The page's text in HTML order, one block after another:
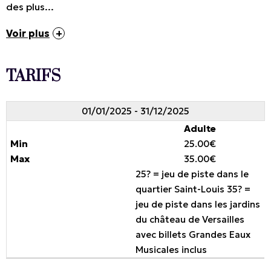
des plus...
Voir plus
TARIFS
01/01/2025 - 31/12/2025
Adulte
25.00€
35.00€
25? = jeu de piste dans le
quartier Saint-Louis 35? =
jeu de piste dans les jardins
du château de Versailles
avec billets Grandes Eaux
Musicales inclus